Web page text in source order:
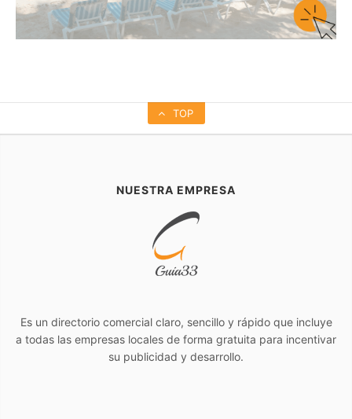
TOP
NUESTRA EMPRESA
Es un directorio comercial claro, sencillo y rápido que incluye
a todas las empresas locales de forma gratuita para incentivar
su publicidad y desarrollo.